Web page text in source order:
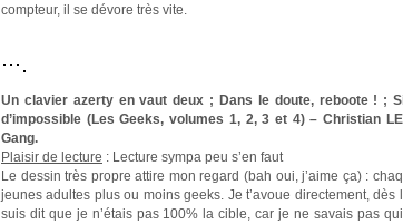
compteur, il se dévore très vite.
Un clavier azerty en vaut deux ; Dans le doute, reboote ! ;
d’impossible (Les Geeks, volumes 1, 2, 3 et 4) – Christian
Gang.
Plaisir de lecture : Lecture sympa peu s’en faut
Le dessin très propre attire mon regard (bah oui, j’aime ça) :
jeunes adultes plus ou moins geeks. Je t’avoue directement,
suis dit que je n’étais pas 100% la cible, car je ne savais pas